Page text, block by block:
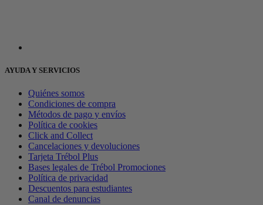
AYUDA Y SERVICIOS
Quiénes somos
Condiciones de compra
Métodos de pago y envíos
Política de cookies
Click and Collect
Cancelaciones y devoluciones
Tarjeta Trébol Plus
Bases legales de Trébol Promociones
Política de privacidad
Descuentos para estudiantes
Canal de denuncias